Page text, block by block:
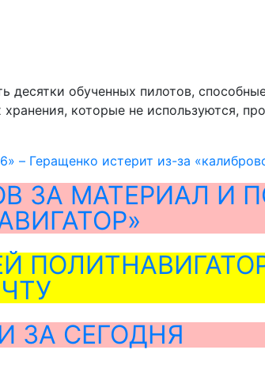
обученных пилотов,
которые не используются,
– Геращенко истерит из-за
ЗА МАТЕРИАЛ И
ЗА СЕГОДНЯ